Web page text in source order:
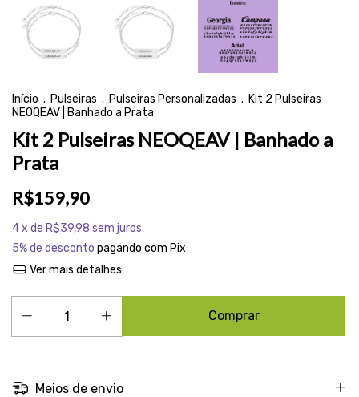
Início . Pulseiras . Pulseiras Personalizadas . Kit 2 Pulseiras
NEOQEAV | Banhado a Prata
Kit 2 Pulseiras NEOQEAV | Banhado a
Prata
R$159,90
4x de R$39,98 sem juros
5% de desconto pagando com Pix
Ver mais detalhes
Meios de envio